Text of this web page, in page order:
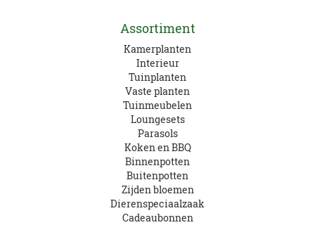
Assortiment
Kamerplanten
Interieur
Tuinplanten
Vaste planten
Tuinmeubelen
Loungesets
Parasols
Koken en BBQ
Binnenpotten
Buitenpotten
Zijden bloemen
Dierenspeciaalzaak
Cadeaubonnen